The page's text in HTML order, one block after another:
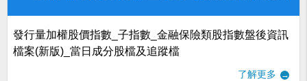
發行量加權股價指數_子指數_金融保險類股指數盤後資訊
檔案(新版)_當日成分股檔及追蹤檔
了解更多